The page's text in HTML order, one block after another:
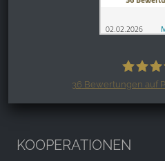
36 Bewertungen auf
KOOPERATIONEN